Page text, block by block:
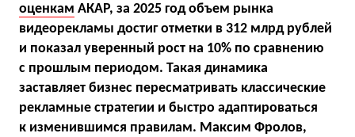
оценкам АКАР, за 2025 год объем рынка
видеорекламы достиг отметки в 312 млрд рублей
и показал уверенный рост на 10% по сравнению
с прошлым периодом. Такая динамика
заставляет бизнес пересматривать классические
рекламные стратегии и быстро адаптироваться
к изменившимся правилам. Максим Фролов,